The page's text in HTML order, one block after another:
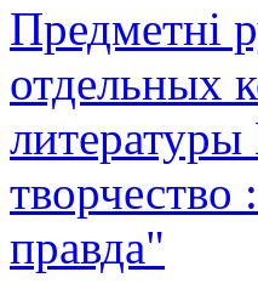
Предметні
отдельных
правда"